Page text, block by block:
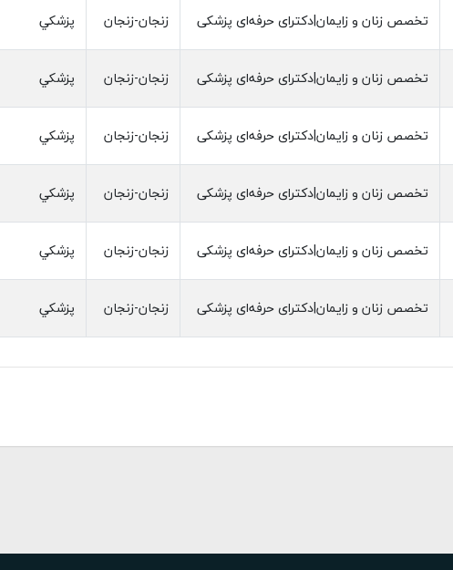
تخصص زنان و زایمان|دکترای حرفه‌ای پزشکی زنجان-زنجان پزشکي
تخصص زنان و زایمان|دکترای حرفه‌ای پزشکی زنجان-زنجان پزشکي
تخصص زنان و زایمان|دکترای حرفه‌ای پزشکی زنجان-زنجان پزشکي
تخصص زنان و زایمان|دکترای حرفه‌ای پزشکی زنجان-زنجان پزشکي
تخصص زنان و زایمان|دکترای حرفه‌ای پزشکی زنجان-زنجان پزشکي
تخصص زنان و زایمان|دکترای حرفه‌ای پزشکی زنجان-زنجان پزشکي